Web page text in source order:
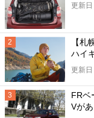
更新
【札
ハイ
更新
FRベ
Vが